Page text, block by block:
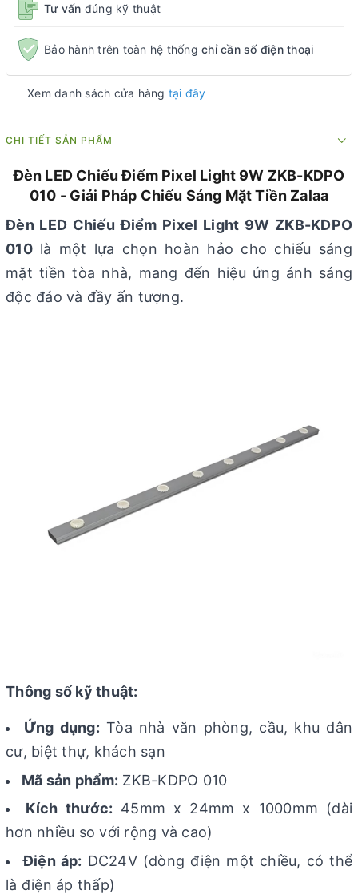
Tư vấn đúng kỹ thuật
Bảo hành trên toàn hệ thống chỉ cần số điện thoại
Xem danh sách cửa hàng tại đây
CHI TIẾT SẢN PHẨM
Đèn LED Chiếu Điểm Pixel Light 9W ZKB-KDPO
010 - Giải Pháp Chiếu Sáng Mặt Tiền Zalaa
Đèn LED Chiếu Điểm Pixel Light 9W ZKB-KDPO
010là một lựa chọn hoàn hảo cho chiếu sáng
mặt tiền tòa nhà, mang đến hiệu ứng ánh sáng
độc đáo và đầy ấn tượng.
Thông số kỹ thuật:
Ứng dụng: Tòa nhà văn phòng, cầu, khu dân
cư, biệt thự, khách sạn
Mã sản phẩm: ZKB-KDPO 010
Kích thước: 45mm x 24mm x 1000mm (dài
hơn nhiều so với rộng và cao)
Điện áp: DC24V (dòng điện một chiều, có thể
là điện áp thấp)